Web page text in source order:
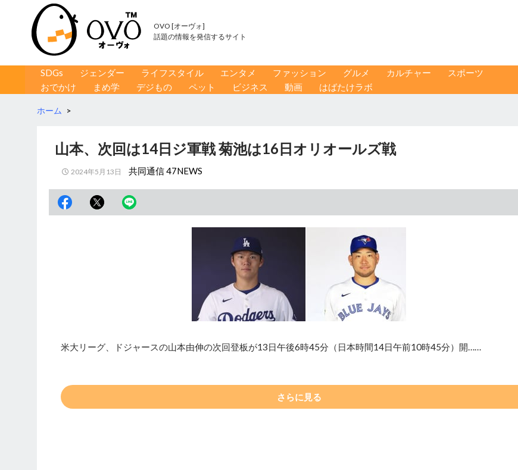
OVO [オーヴォ]
話題の情報を発信するサイト
コンテンツへ移動
SDGs ジェンダー ライフスタイル エンタメ ファッション グルメ カルチャー
スポーツ
おでかけ
まめ学 デジもの ペット ビジネス 動画 はばたけラボ
ホーム >
山本、次回は14日ジ軍戦 菊池は16日オリオールズ戦
2024年5月13日 共同通信 47NEWS
米大リーグ、ドジャースの山本由伸の次回登板が13日午後6時45分（日本時間14日午前10時45分）開……
さらに見る